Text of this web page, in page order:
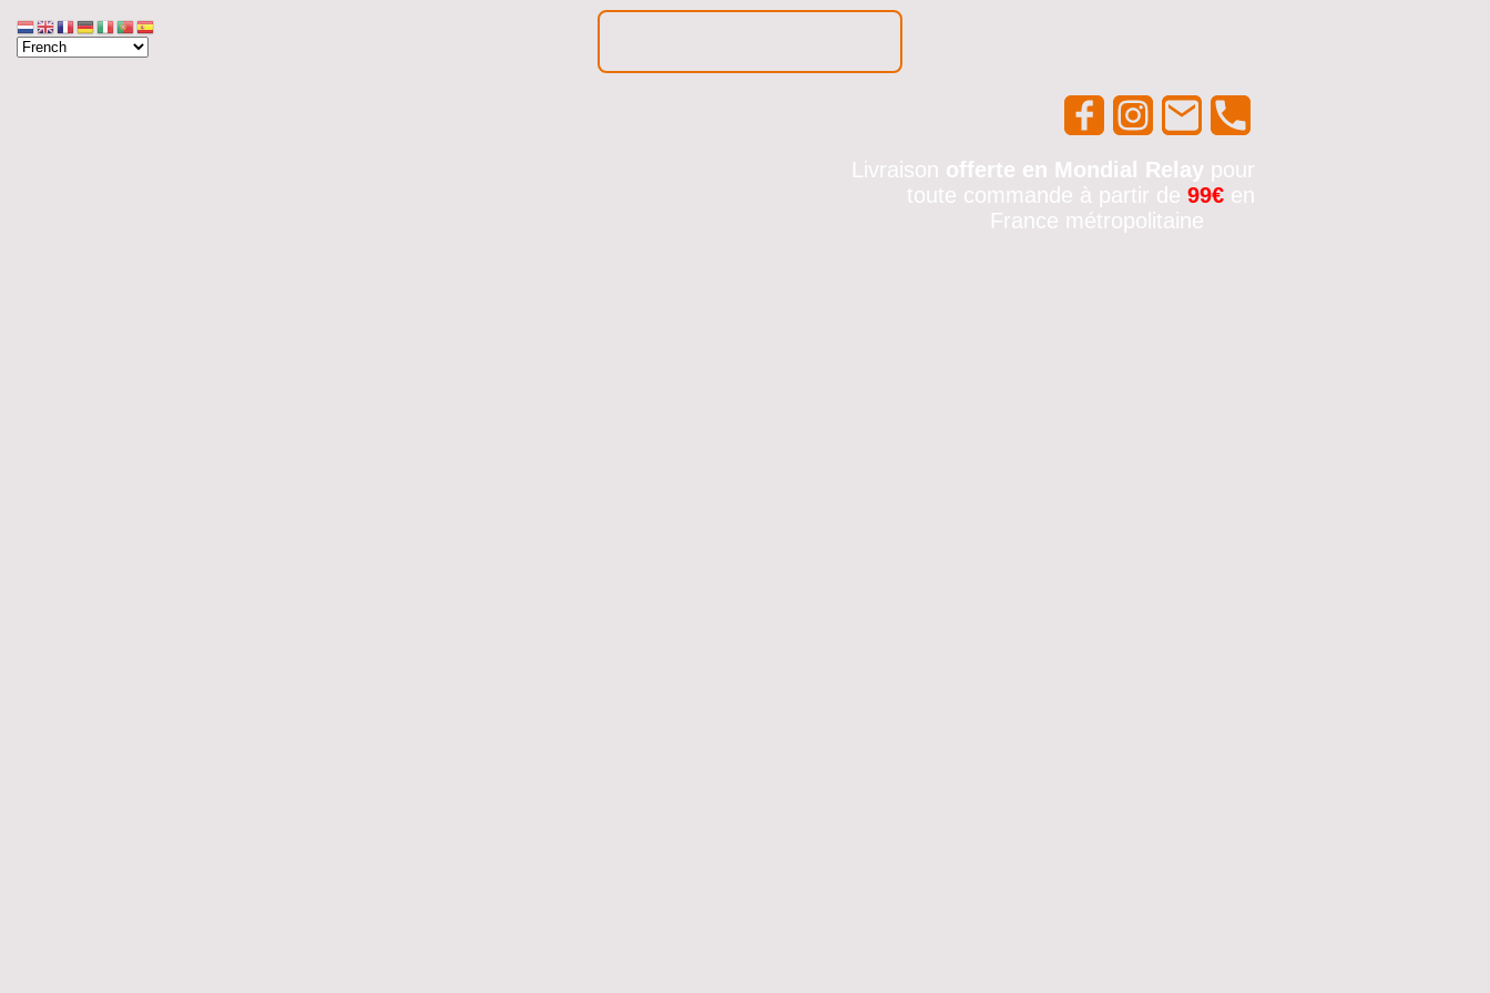
Livraison offerte en Mondial Relay pour
toute commande à partir de 99€en
France métropolitaine